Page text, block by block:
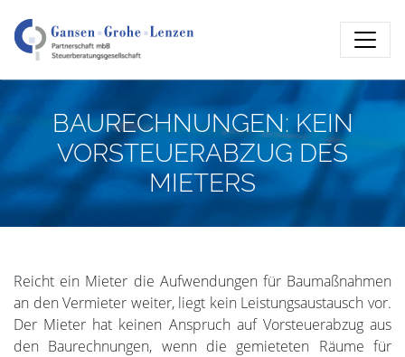
BAURECHNUNGEN: KEIN
VORSTEUERABZUG DES
MIETERS
Reicht ein Mieter die Aufwendungen für Baumaßnahmen
an den Vermieter weiter, liegt kein Leistungsaustausch vor.
Der Mieter hat keinen Anspruch auf Vorsteuerabzug aus
den Baurechnungen, wenn die gemieteten Räume für